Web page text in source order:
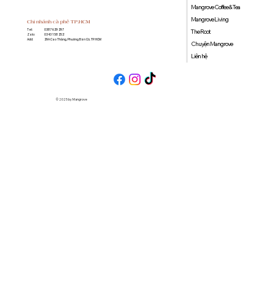
Mangrove Coffee & Tea
Mangrove Living
The Root
Chuyện Mangrove
Liên hệ
Chi nhánh cà phê TP.HCM
Tel:
Zalo:
Add:
0387 629 297
0343 158 252
29A Cao Thắng, Phường Bàn Cờ, TP. HCM
© 2025 by Mangrove